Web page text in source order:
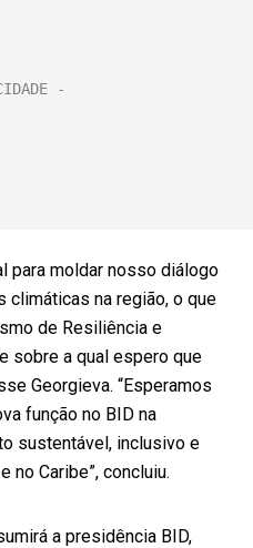
para moldar nosso diálogo
climáticas na região, o que
de Resiliência e
sobre a qual espero que
Georgieva. “Esperamos
função no BID na
sustentável, inclusivo e
no Caribe”, concluiu.
a presidência BID,